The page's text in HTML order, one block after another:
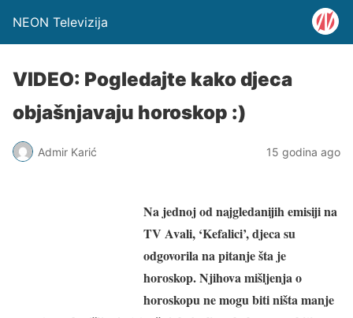
NEON Televizija
VIDEO: Pogledajte kako djeca
objašnjavaju horoskop :)
Admir Karić 15 godina ago
Na jednoj od najgledanijih emisiji na
TV Avali, ‘Kefalici’, djeca su
odgovorila na pitanje šta je
horoskop. Njihova mišljenja o
horoskopu ne mogu biti ništa manje